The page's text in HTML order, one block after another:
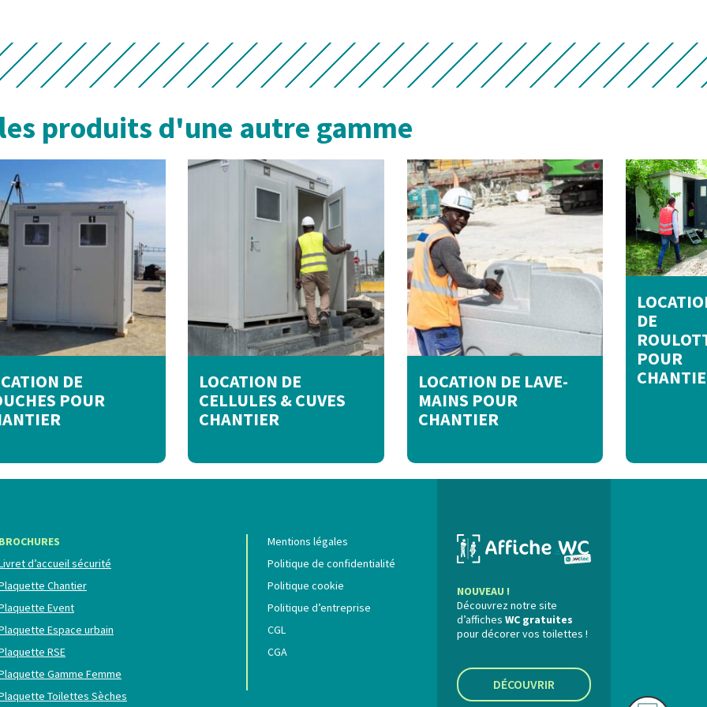
produits d'une autre gamme
DE
POUR
LOCATION DE
CELLULES & CUVES
CHANTIER
LOCATION DE LAVE-
MAINS POUR
CHANTIER
DE
POUR
d’accueil sécurité
Chantier
Event
Espace urbain
RSE
Gamme Femme
Toilettes Sèches
Mentions légales
Politique de confidentialité
Politique cookie
Politique d’entreprise
CGL
CGA
NOUVEAU !
Découvrez notre site
d’affiches WC gratuites
pour décorer vos toilettes !
DÉCOUVRIR